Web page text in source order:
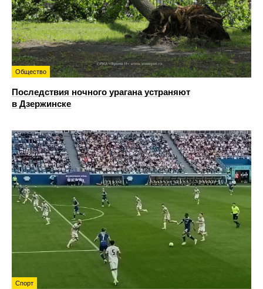
Общество
Последствия ночного урагана устраняют
в Дзержинске
Спорт